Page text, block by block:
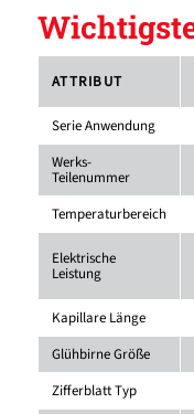
ATTRIBUT
Serie Anwendung
Werks-
Teilenummer
Temperaturbereich
Elektrische
Leistung
Kapillare Länge
Glühbirne Größe
Zifferblatt Typ